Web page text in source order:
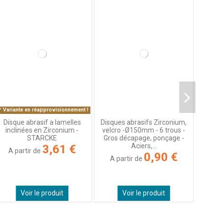
Variante en réapprovisionnement !
Disque abrasif a lamelles
inclinées en Zirconium -
STARCKE
A partir de 3,61 €
Voir le produit
Disques abrasifs Zirconium,
velcro -Ø150mm - 6 trous -
Gros décapage, ponçage -
Aciers,...
A partir de 0,90 €
Voir le produit